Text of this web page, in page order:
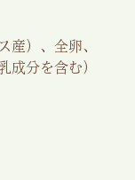
）、全卵、
分を含む）